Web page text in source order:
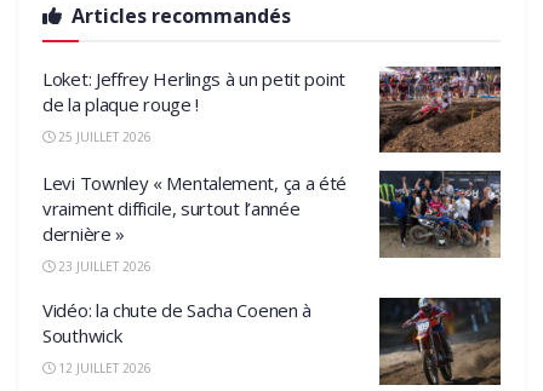
Articles recommandés
Loket: Jeffrey Herlings à un petit point
de la plaque rouge !
25 JUILLET 2026
Levi Townley « Mentalement, ça a été
vraiment difficile, surtout l’année
dernière »
23 JUILLET 2026
Vidéo: la chute de Sacha Coenen à
Southwick
12 JUILLET 2026